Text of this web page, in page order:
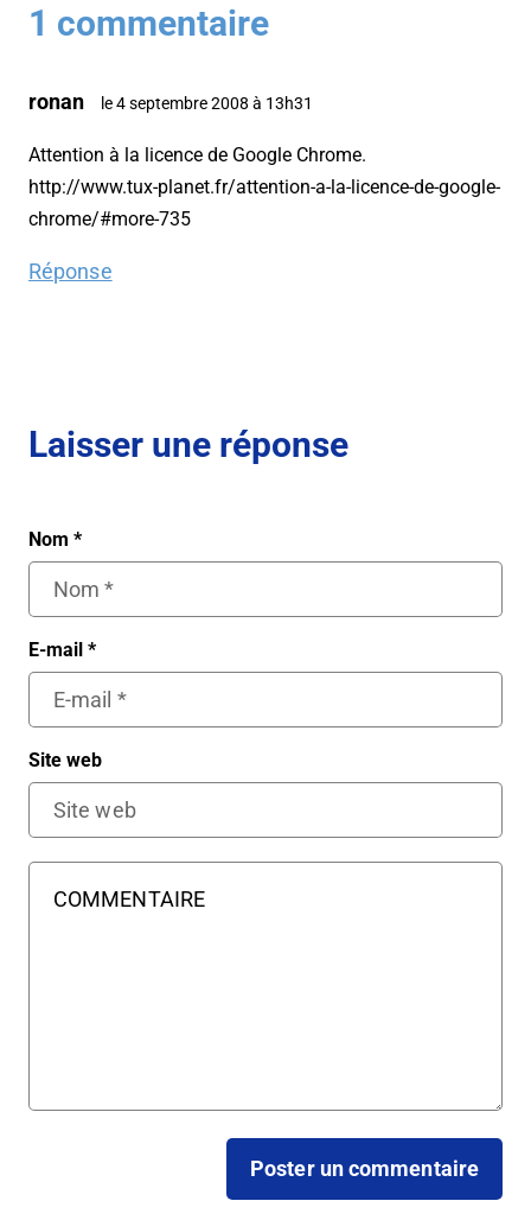
1 commentaire
ronan le 4 septembre 2008 à 13h31
Attention à la licence de Google Chrome.
http://www.tux-planet.fr/attention-a-la-licence-de-google-
chrome/#more-735
Réponse
Laisser une réponse
Nom *
E-mail *
Site web